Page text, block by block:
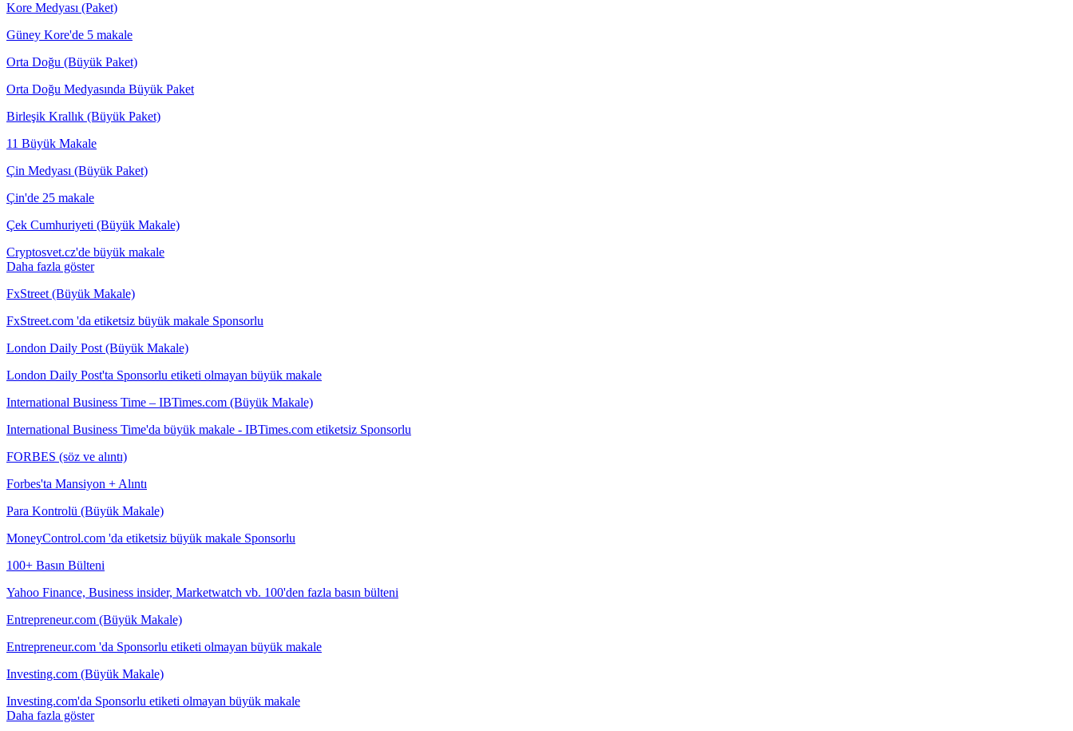
Kore Medyası (Paket)
Güney Kore'de 5 makale
Orta Doğu (Büyük Paket)
Orta Doğu Medyasında Büyük Paket
Birleşik Krallık (Büyük Paket)
11 Büyük Makale
Çin Medyası (Büyük Paket)
Çin'de 25 makale
Çek Cumhuriyeti (Büyük Makale)
Cryptosvet.cz'de büyük makale
Daha fazla göster
FxStreet (Büyük Makale)
FxStreet.com 'da etiketsiz büyük makale Sponsorlu
London Daily Post (Büyük Makale)
London Daily Post'ta Sponsorlu etiketi olmayan büyük makale
International Business Time – IBTimes.com (Büyük Makale)
International Business Time'da büyük makale - IBTimes.com etiketsiz Sponsorlu
FORBES (söz ve alıntı)
Forbes'ta Mansiyon + Alıntı
Para Kontrolü (Büyük Makale)
MoneyControl.com 'da etiketsiz büyük makale Sponsorlu
100+ Basın Bülteni
Yahoo Finance, Business insider, Marketwatch vb. 100'den fazla basın bülteni
Entrepreneur.com (Büyük Makale)
Entrepreneur.com 'da Sponsorlu etiketi olmayan büyük makale
Investing.com (Büyük Makale)
Investing.com'da Sponsorlu etiketi olmayan büyük makale
Daha fazla göster